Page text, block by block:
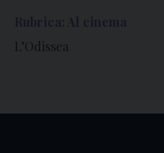
L’Odissea